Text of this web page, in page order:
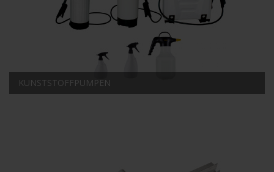
KUNSTSTOFFPUMPEN